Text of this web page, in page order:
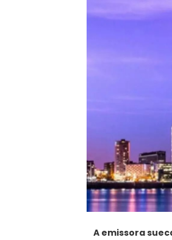
A emissora